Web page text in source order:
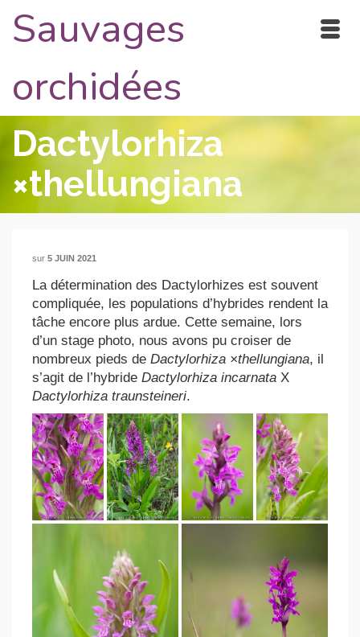
Sauvages
orchidées
Dactylorhiza
×thellungiana
sur 5 JUIN 2021
La détermination des Dactylorhizes est souvent
compliquée, les populations d’hybrides rendent la
tâche encore plus ardue. Cette semaine, lors
d’un stage photo, nous avons pu croiser de
nombreux pieds de Dactylorhiza ×thellungiana, il
s’agit de l’hybride Dactylorhiza incarnata X
Dactylorhiza traunsteineri.